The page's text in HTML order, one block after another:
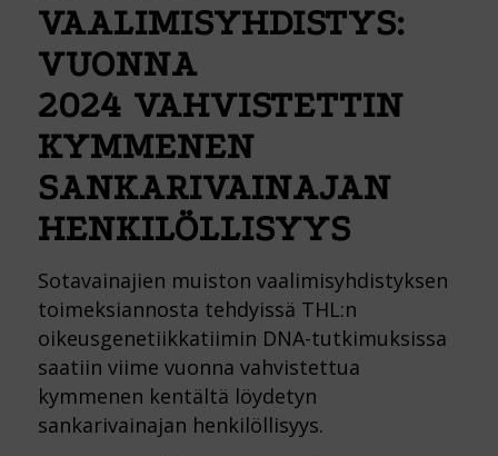
VAALIMISYHDISTYS:
VUONNA
2024 VAHVISTETTIN
KYMMENEN
SANKARIVAINAJAN
HENKILÖLLISYYS
Sotavainajien muiston vaalimisyhdistyksen
toimeksiannosta tehdyissä THL:n
oikeusgenetiikkatiimin DNA-tutkimuksissa
saatiin viime vuonna vahvistettua
kymmenen kentältä löydetyn
sankarivainajan henkilöllisyys.